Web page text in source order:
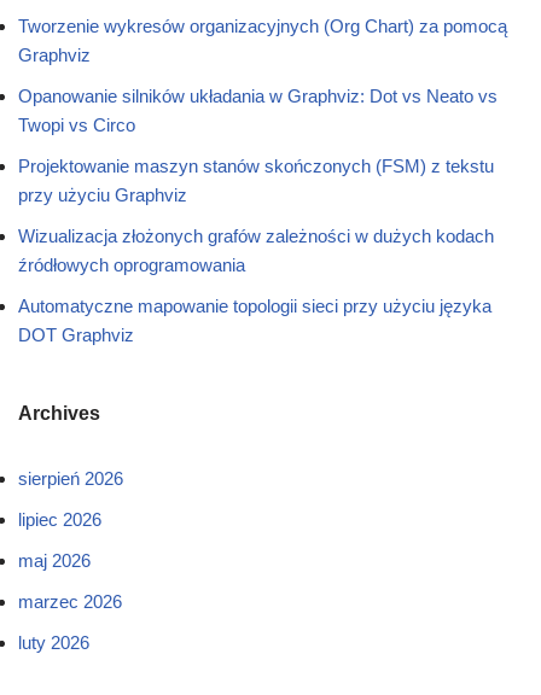
Tworzenie wykresów organizacyjnych (Org Chart) za pomocą
Graphviz
Opanowanie silników układania w Graphviz: Dot vs Neato vs
Twopi vs Circo
Projektowanie maszyn stanów skończonych (FSM) z tekstu
przy użyciu Graphviz
Wizualizacja złożonych grafów zależności w dużych kodach
źródłowych oprogramowania
Automatyczne mapowanie topologii sieci przy użyciu języka
DOT Graphviz
Archives
sierpień 2026
lipiec 2026
maj 2026
marzec 2026
luty 2026